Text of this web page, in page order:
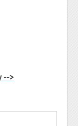
-->